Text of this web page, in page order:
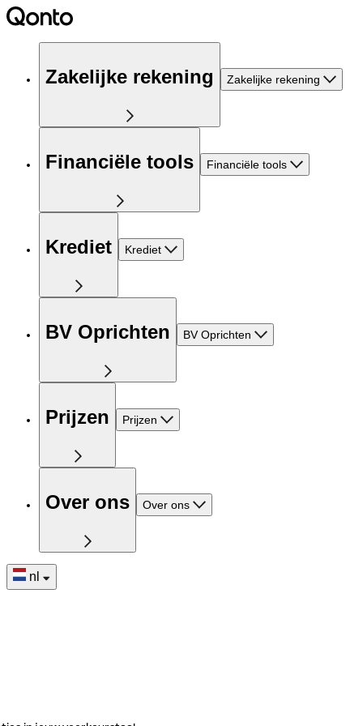
Zakelijke rekening Zakelijke rekening
Financiële tools Financiële tools
Krediet Krediet
BV Oprichten BV Oprichten
Prijzen Prijzen
Over ons Over ons
nl